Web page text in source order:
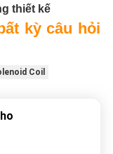
thiết kế
kỳ câu hỏi
Coil